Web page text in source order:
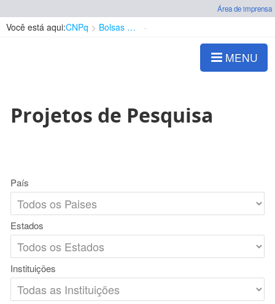
Área de imprensa
Você está aqui:CNPq Bolsas e Auxílios Vigentes
MENU
Projetos de Pesquisa
País
Estados
Instituições